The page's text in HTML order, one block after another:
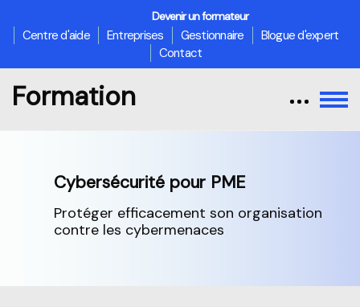
Devenir un formateur
Centre d'aide Entreprises Gestionnaire
Blogue d'expert
Contact
Formation
Cybersécurité pour PME
Protéger efficacement son organisation
contre les cybermenaces